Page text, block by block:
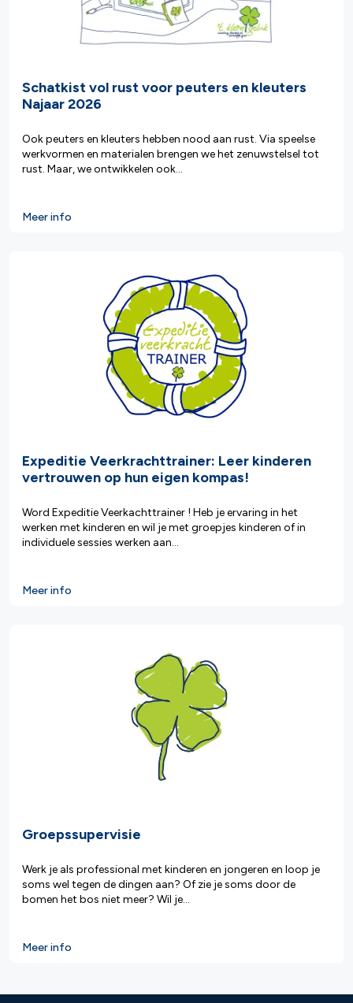
Schatkist vol rust voor peuters en kleuters
Najaar 2026
Ook peuters en kleuters hebben nood aan rust. Via speelse
werkvormen en materialen brengen we het zenuwstelsel tot
rust. Maar, we ontwikkelen ook...
Meer info
Expeditie Veerkrachttrainer: Leer kinderen
vertrouwen op hun eigen kompas!
Word Expeditie Veerkachttrainer ! Heb je ervaring in het
werken met kinderen en wil je met groepjes kinderen of in
individuele sessies werken aan...
Meer info
Groepssupervisie
Werk je als professional met kinderen en jongeren en loop je
soms wel tegen de dingen aan? Of zie je soms door de
bomen het bos niet meer? Wil je...
Meer info